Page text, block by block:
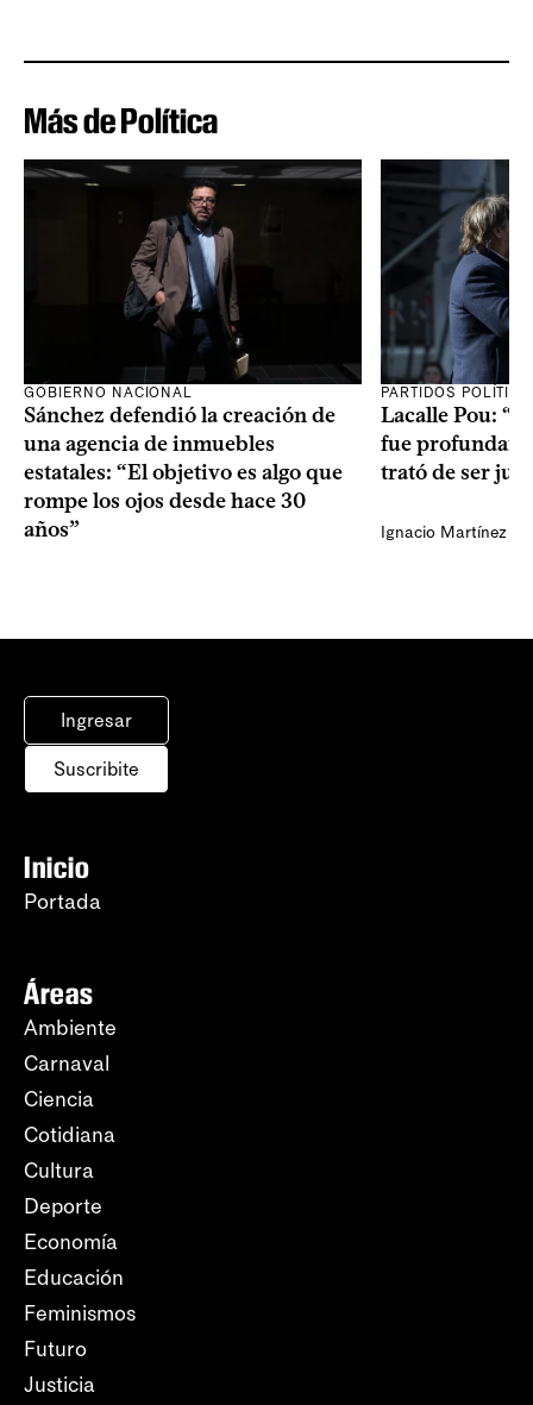
Más de Política
GOBIERNO NACIONAL
Sánchez defendió la creación de
una agencia de inmuebles
estatales: “El objetivo es algo que
rompe los ojos desde hace 30
años”
PARTIDOS
Lacalle Pou:
fue
trató de ser
Ignacio Martínez
Ingresar
Suscribite
Inicio
Portada
Áreas
Ambiente
Carnaval
Ciencia
Cotidiana
Cultura
Deporte
Economía
Educación
Feminismos
Futuro
Justicia